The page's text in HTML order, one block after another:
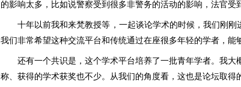
的影响太多，比如说警察受到很多非警务的活动的影响，法官受
十年以前我和来梵教授等，一起谈论学术的时候，我们刚
我们非常希望这种交流平台和传统通过在座很多年轻的学者，能
还有一个共识是，这个学术平台培养了一批青年学者。我
称、获得的学术获奖也不少。从我们的角度看，这也是论坛取